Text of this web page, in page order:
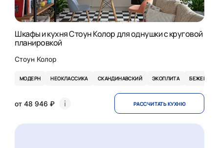
Шкафы и кухня Стоун Колор для однушки с круговой
планировкой
Стоун Колор
МОДЕРН НЕОКЛАССИКА СКАНДИНАВСКИЙ ЭКОПЛИТА БЕЖЕВЫЕ
от 48 946 ₽ РАССЧИТАТЬ КУХНЮ